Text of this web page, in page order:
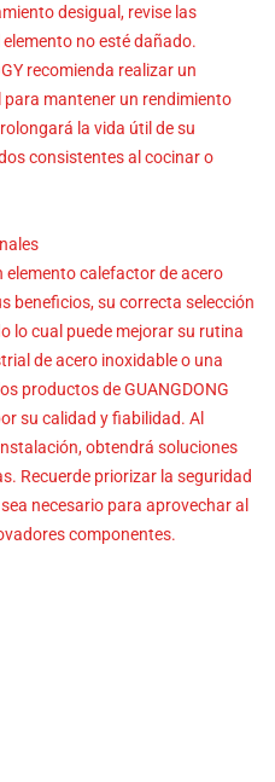
desigual, revise las
no esté dañado.
recomienda realizar un
mantener un rendimiento
la vida útil de su
consistentes al cocinar o
elemento calefactor de acero
beneficios, su correcta selección
lo cual puede mejorar su rutina
de acero inoxidable o una
productos de GUANGDONG
su calidad y fiabilidad. Al
obtendrá soluciones
Recuerde priorizar la seguridad
necesario para aprovechar al
componentes.